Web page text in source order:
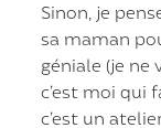
Sinon, je
sa maman
géniale (je ne
c’est moi qui
c’est un